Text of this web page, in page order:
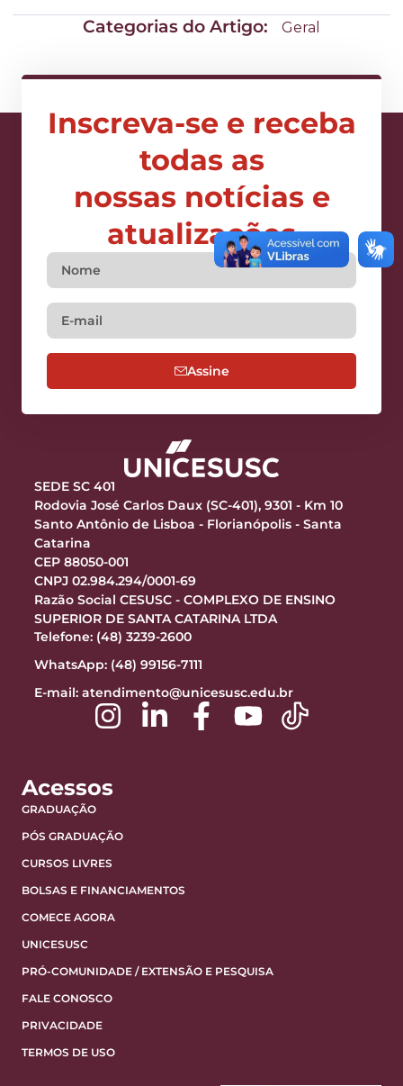
Categorias do Artigo: Geral
Inscreva-se e receba
todas as
nossas notícias e
atualizações
Assine
SEDE SC 401
Rodovia José Carlos Daux (SC-401), 9301 - Km 10
Santo Antônio de Lisboa - Florianópolis - Santa
Catarina
CEP 88050-001
CNPJ 02.984.294/0001-69
Razão Social CESUSC - COMPLEXO DE ENSINO
SUPERIOR DE SANTA CATARINA LTDA
Telefone: (48) 3239-2600
WhatsApp: (48) 99156-7111
E-mail: atendimento@unicesusc.edu.br
Acessos
GRADUAÇÃO
PÓS GRADUAÇÃO
CURSOS LIVRES
BOLSAS E FINANCIAMENTOS
COMECE AGORA
UNICESUSC
PRÓ-COMUNIDADE / EXTENSÃO E PESQUISA
FALE CONOSCO
PRIVACIDADE
TERMOS DE USO